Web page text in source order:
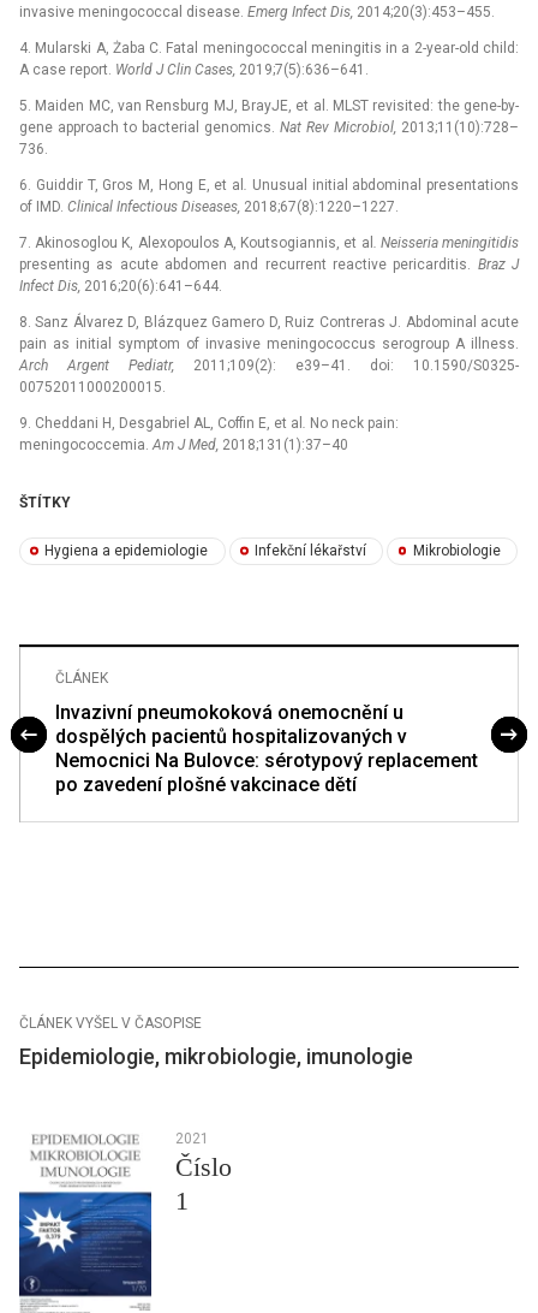
invasive meningococcal disease. Emerg Infect Dis, 2014;20(3):453–455.
4. Mularski A, Żaba C. Fatal meningococcal meningitis in a 2-year-old child:
A case report. World J Clin Cases, 2019;7(5):636–641.
5. Maiden MC, van Rensburg MJ, BrayJE, et al. MLST revisited: the gene-by-
gene approach to bacterial genomics. Nat Rev Microbiol, 2013;11(10):728–
736.
6. Guiddir T, Gros M, Hong E, et al
Unusual initial abdo­minal presentations
of IMD. Clinical Infectious Diseases, 2018;67(8):1220–1227.
7. Akinosoglou K, Alexopoulos A, Koutsogiannis, et al
Neisseria meningitidis
presenting as acute abdomen and recurrent reactive pericarditis. Braz J
Infect Dis, 2016;20(6):641–644.
8. Sanz Álvarez D, Blázquez Gamero D, Ruiz Contreras J. Abdomi­nal acute
pain as initial symptom of invasive meningococcus serogroup A illness.
Arch Argent Pediatr, 2011;109(2): e39–41. doi: 10.1590/S0325-
00752011000200015.
9. Cheddani H, Desgabriel AL, Coffin E, et al
No neck pain:
meningococcemia. Am J Med, 2018;131(1):37–40
ŠTÍTKY
Hygiena a epidemiologie Infekční lékařství Mikrobiologie
ČLÁNEK
Invazivní pneumokoková onemocnění u
dospělých pacientů hospitalizovaných v
Nemocnici Na Bulovce: sérotypový replacement
po zavedení plošné vakcinace dětí
ČLÁNEK VYŠEL V ČASOPISE
Epidemiologie, mikrobiologie, imunologie
2021
Číslo
1